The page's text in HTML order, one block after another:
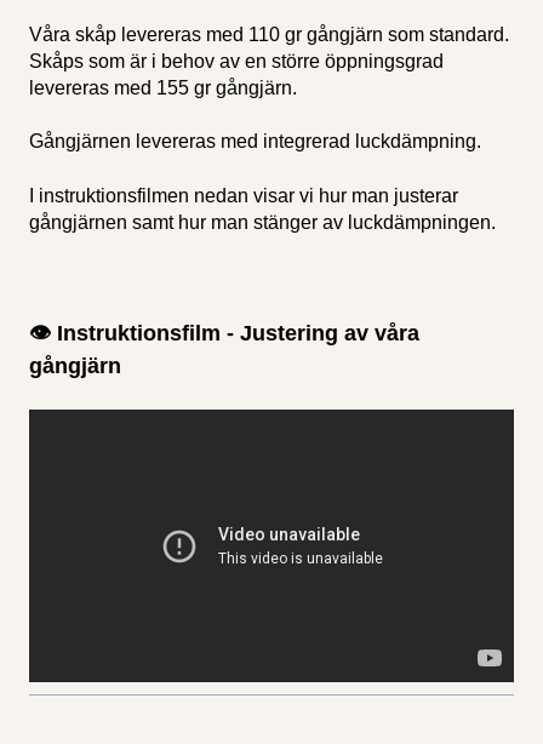
Våra skåp levereras med 110 gr gångjärn som standard.
Skåps som är i behov av en större öppningsgrad
levereras med 155 gr gångjärn.
Gångjärnen levereras med integrerad luckdämpning.
I instruktionsfilmen nedan visar vi hur man justerar
gångjärnen samt hur man stänger av luckdämpningen.
👁 Instruktionsfilm - Justering av våra
gångjärn